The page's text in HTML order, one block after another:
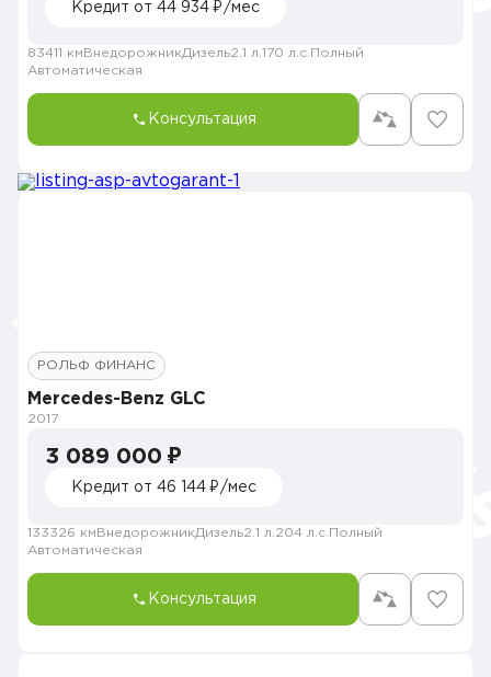
Кредит от 44 934 ₽/мес
83411 км ВнедорожникДизель2.1 л. 170 л.с. Полный
Автоматическая
Консультация
РОЛЬФ ФИНАНС
Mercedes-Benz GLC
2017
3 089 000 ₽
Кредит от 46 144 ₽/мес
133326 км ВнедорожникДизель2.1 л. 204 л.с. Полный
Автоматическая
Консультация